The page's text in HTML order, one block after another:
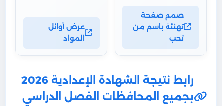
صمم صفحة
تهنئة باسم من
تحب
عرض أوائل
المواد
رابط نتيجة الشهادة الإعدادية 2026
بجميع المحافظات الفصل الدراسي